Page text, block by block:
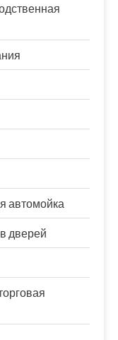
автомойка
дверей